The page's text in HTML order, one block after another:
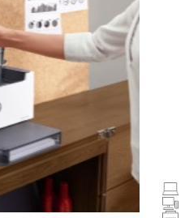
tablettes